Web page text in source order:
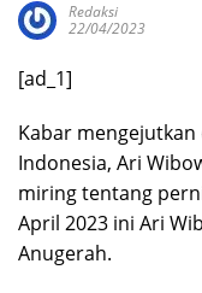
Redaksi
22/04/2023
[ad_1]
Kabar
Indonesia, Ari
miring tentang
April 2023 ini Ari
Anugerah.